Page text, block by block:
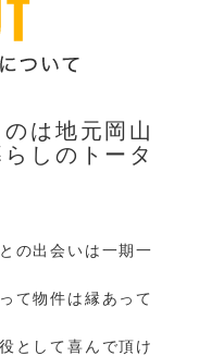
は地元岡山
しのトータ
の出会いは一期一
て物件は縁あって
として喜んで頂け